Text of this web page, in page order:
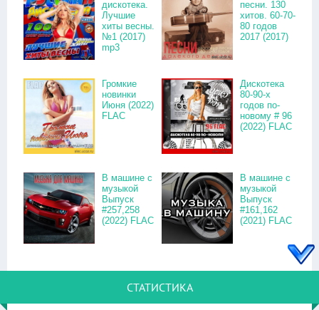
дискотека.
Лучшие
хиты весны.
№1 (2017)
mp3
песни. 130
хитов. 60-70-
80 годов
2017 (2017)
Громкие
новинки
Июня (2022)
FLAC
Дискотека
80-90-х
годов по-
новому # 96
(2022) FLAC
В машине с
музыкой
Выпуск
#257,258
(2022) FLAC
В машине с
музыкой
Выпуск
#161,162
(2021) FLAC
СТАТИСТИКА